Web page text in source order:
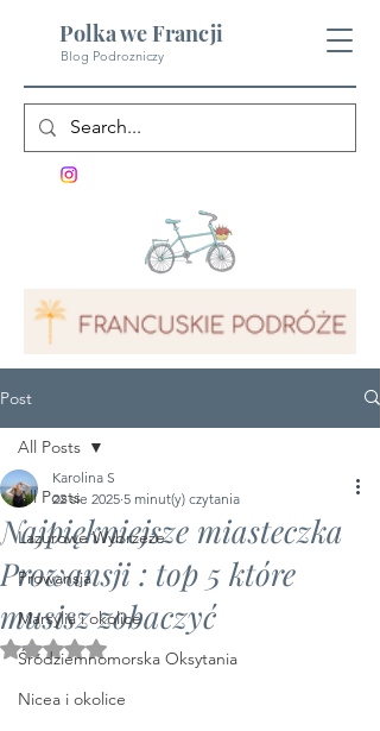
Polka we Francji
Blog Podrozniczy
Post
All Posts
Lazurowe Wybrzeże
Prowansja
Marsylia i okolice
Śródziemnomorska Oksytania
Nicea i okolice
All Posts
Najpiękniejsze miasteczka
Prowansji : top 5 które
musisz zobaczyć
Karolina S
22 sie 2025 5 minut(y) czytania
Oceniono na NaN z 5 gwiazdek.